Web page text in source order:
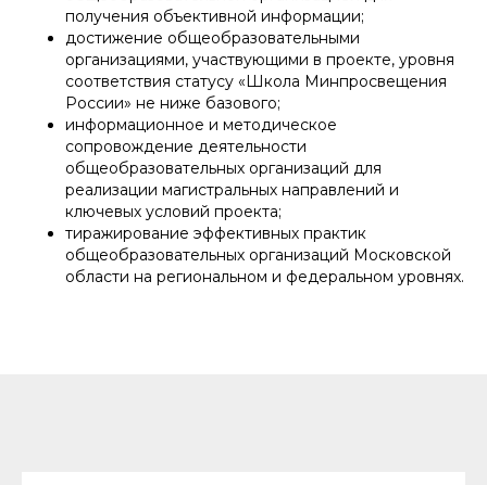
получения объективной информации;
достижение общеобразовательными
организациями, участвующими в проекте, уровня
соответствия статусу «Школа Минпросвещения
России» не ниже базового;
информационное и методическое
сопровождение деятельности
общеобразовательных организаций для
реализации магистральных направлений и
ключевых условий проекта;
тиражирование эффективных практик
общеобразовательных организаций Московской
области на региональном и федеральном уровнях.